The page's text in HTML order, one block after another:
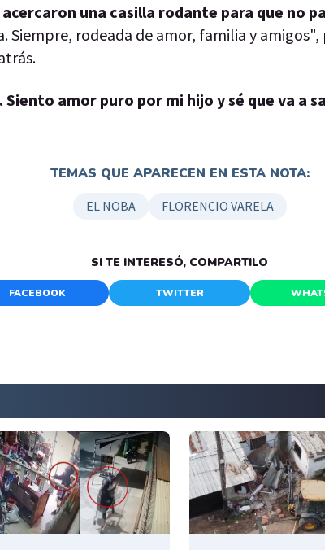
una casilla rodante para que no
rodeada de amor, familia y amigos",
amor puro por mi hijo y sé que va a
TEMAS QUE APARECEN EN ESTA NOTA:
EL NOBA FLORENCIO VARELA
SI TE INTERESÓ, COMPARTILO
FACEBOOK TWITTER